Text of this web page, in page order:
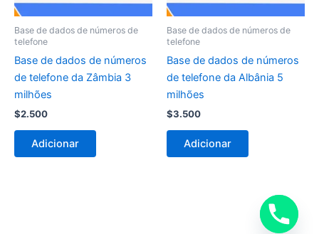
Base de dados de números de
telefone
Base de dados de números
de telefone da Zâmbia 3
milhões
$2.500
Adicionar
Base de dados de números de
telefone
Base de dados de números
de telefone da Albânia 5
milhões
$3.500
Adicionar